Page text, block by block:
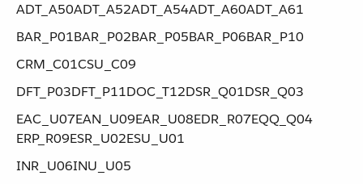
ADT_A50​ ​ADT_A52​ ​ADT_A54​ ​ADT_A60​ ​ADT_A61
BAR_P01​ ​BAR_P02​ ​BAR_P05​ ​BAR_P06​ ​BAR_P10
CRM_C01​ ​CSU_C09
DFT_P03​ ​DFT_P11​ ​DOC_T12​ ​DSR_Q01​ ​DSR_Q03
EAC_U07​ ​EAN_U09​ ​EAR_U08​ ​EDR_R07​ ​EQQ_Q04​ ​
ERP_R09​ ​ESR_U02​ ​ESU_U01
INR_U06​ ​INU_U05